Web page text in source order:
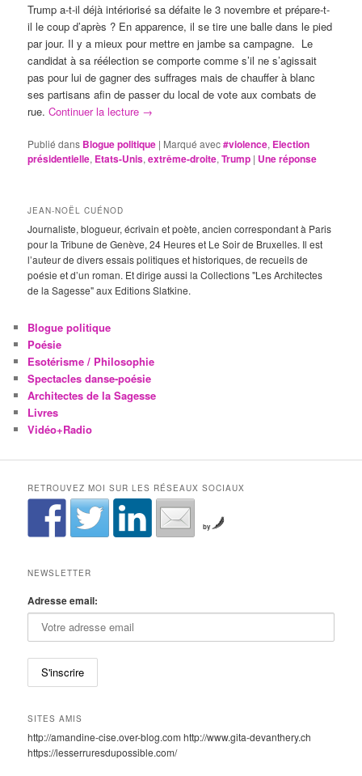
Trump a-t-il déjà intériorisé sa défaite le 3 novembre et prépare-t-
il le coup d’après ? En apparence, il se tire une balle dans le pied
par jour. Il y a mieux pour mettre en jambe sa campagne. Le
candidat à sa réélection se comporte comme s’il ne s’agissait
pas pour lui de gagner des suffrages mais de chauffer à blanc
ses partisans afin de passer du local de vote aux combats de
rue.Continuer la lecture →
Publié dans Blogue politique | Marqué avec#violence, Election
présidentielle, Etats-Unis,extrême-droite,Trump | Uneréponse
JEAN-NOËL CUÉNOD
Journaliste, blogueur, écrivain et poète, ancien correspondant à Paris
pour la Tribune de Genève, 24 Heures et Le Soir de Bruxelles. Il est
l’auteur de divers essais politiques et historiques, de recueils de
poésie et d’un roman. Et dirige aussi la Collections "Les Architectes
de la Sagesse" aux Editions Slatkine.
Blogue politique
Poésie
Esotérisme / Philosophie
Spectacles danse-poésie
Architectes de la Sagesse
Livres
Vidéo+Radio
RETROUVEZ MOI SUR LES RÉSEAUX SOCIAUX
by
NEWSLETTER
Adresse email:
SITES AMIS
http://amandine-cise.over-blog.com http://www.gita-devanthery.ch
https://lesserruresdupossible.com/